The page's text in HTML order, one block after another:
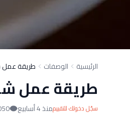
الرئيسية الوصفات طريقة عمل
طريقة عمل
سجّل دخولك للتقييممنذ 4 أسابيع 1050